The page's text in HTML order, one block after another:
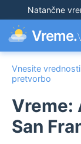
Natančne
Vreme.
Vnesite
pretvorbo
Vreme:
San